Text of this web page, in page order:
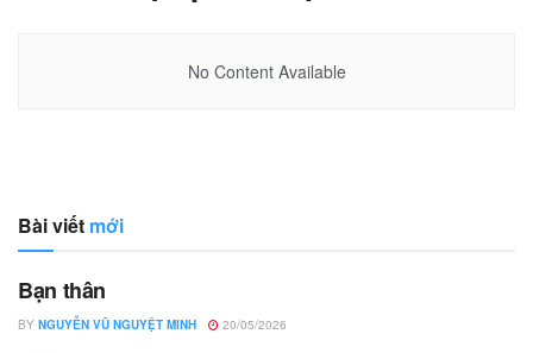
No Content Available
Bài viết mới
Bạn thân
BY NGUYỄN VŨ NGUYỆT MINH 20/05/2026